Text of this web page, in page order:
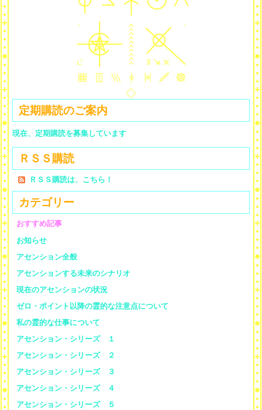
定期購読のご案内
現在、定期購読を募集しています
ＲＳＳ購読
ＲＳＳ購読は、こちら！
カテゴリー
おすすめ記事
お知らせ
アセンション全般
アセンションする未来のシナリオ
現在のアセンションの状況
ゼロ・ポイント以降の霊的な注意点について
私の霊的な仕事について
アセンション・シリーズ １
アセンション・シリーズ ２
アセンション・シリーズ ３
アセンション・シリーズ ４
アセンション・シリーズ ５